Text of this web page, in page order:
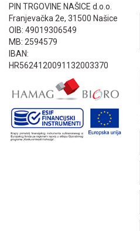
PIN TRGOVINE NAŠICE d.o.o.
Franjevačka 2e, 31500 Našice
OIB: 49019306549
MB: 2594579
IBAN:
HR5624120091132003370